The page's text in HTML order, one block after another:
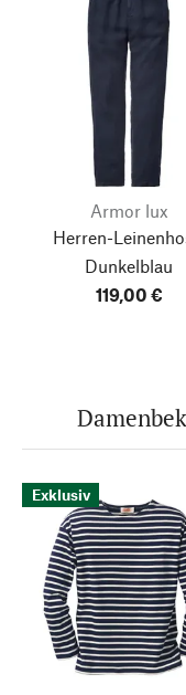
Armor lux
Herren-
Dunkelblau
119,00 €
Exklusiv